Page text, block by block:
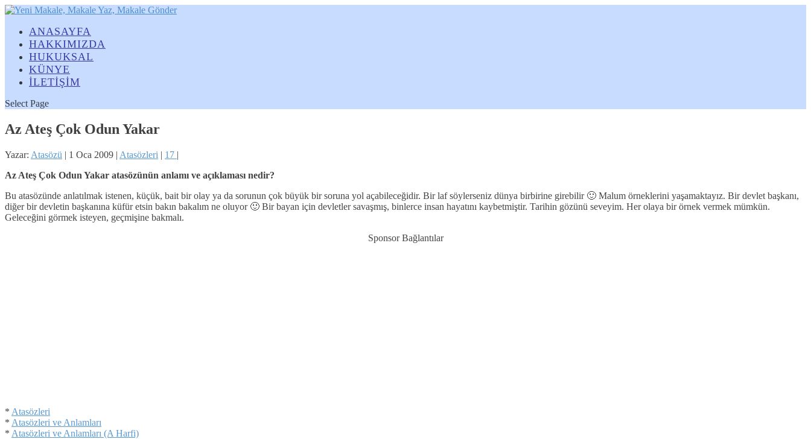
ANASAYFA
HAKKIMIZDA
HUKUKSAL
KÜNYE
İLETİŞİM
Select Page
Az Ateş Çok Odun Yakar
Yazar: Atasözü | 1 Oca 2009 | Atasözleri | 17 |
Az Ateş Çok Odun Yakar atasözünün anlamı ve açıklaması nedir?
Bu atasözünde anlatılmak istenen, küçük, bait bir olay ya da sorunun çok büyük bir soruna yol açabileceğidir. Bir laf söylerseniz dünya birbirine girebilir 🙂 Malum örneklerini yaşamaktayız. Bir devlet başkanı,
diğer bir devletin başkanına küfür etsin bakın bakalım ne oluyor 🙂 Bir bayan için devletler savaşmış, binlerce insan hayatını kaybetmiştir. Tarihin gözünü seveyim. Her olaya bir örnek vermek mümkün.
Geleceğini görmek isteyen, geçmişine bakmalı.
Sponsor Bağlantılar
* Atasözleri
* Atasözleri ve Anlamları
* Atasözleri ve Anlamları (A Harfi)